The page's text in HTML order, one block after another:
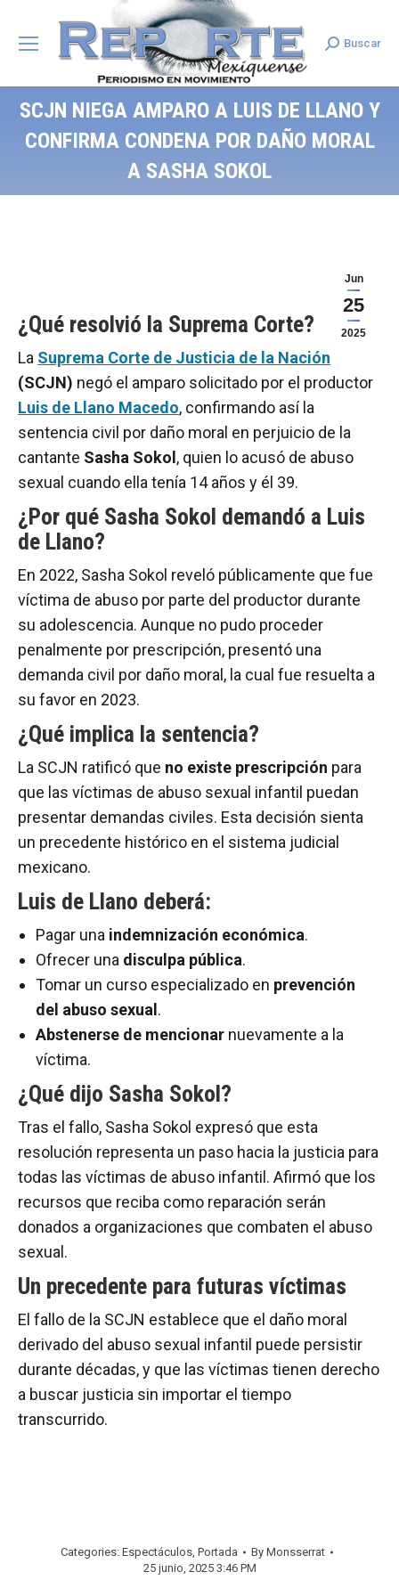
Search:
Buscar
SCJN NIEGA AMPARO A LUIS DE LLANO Y
CONFIRMA CONDENA POR DAÑO MORAL
A SASHA SOKOL
Jun
25
2025
¿Qué resolvió la Suprema Corte?
La Suprema Corte de Justicia de la Nación
(SCJN) negó el amparo solicitado por el productor
Luis de Llano Macedo, confirmando así la
sentencia civil por daño moral en perjuicio de la
cantante Sasha Sokol , quien lo acusó de abuso
sexual cuando ella tenía 14 años y él 39.
¿Por qué Sasha Sokol demandó a Luis
de Llano?
En 2022, Sasha Sokol reveló públicamente que fue
víctima de abuso por parte del productor durante
su adolescencia. Aunque no pudo proceder
penalmente por prescripción, presentó una
demanda civil por daño moral, la cual fue resuelta a
su favor en 2023.
¿Qué implica la sentencia?
La SCJN ratificó que no existe prescripción para
que las víctimas de abuso sexual infantil puedan
presentar demandas civiles. Esta decisión sienta
un precedente histórico en el sistema judicial
mexicano.
Luis de Llano deberá:
Pagar una indemnización económica.
Ofrecer una disculpa pública.
Tomar un curso especializado en prevención
del abuso sexual .
Abstenerse de mencionar nuevamente a la
víctima.
¿Qué dijo Sasha Sokol?
Tras el fallo, Sasha Sokol expresó que esta
resolución representa un paso hacia la justicia para
todas las víctimas de abuso infantil. Afirmó que los
recursos que reciba como reparación serán
donados a organizaciones que combaten el abuso
sexual.
Un precedente para futuras víctimas
El fallo de la SCJN establece que el daño moral
derivado del abuso sexual infantil puede persistir
durante décadas, y que las víctimas tienen derecho
a buscar justicia sin importar el tiempo
transcurrido.
Categories: Espectáculos, Portada By Monsserrat
25 junio, 2025 3:46 PM